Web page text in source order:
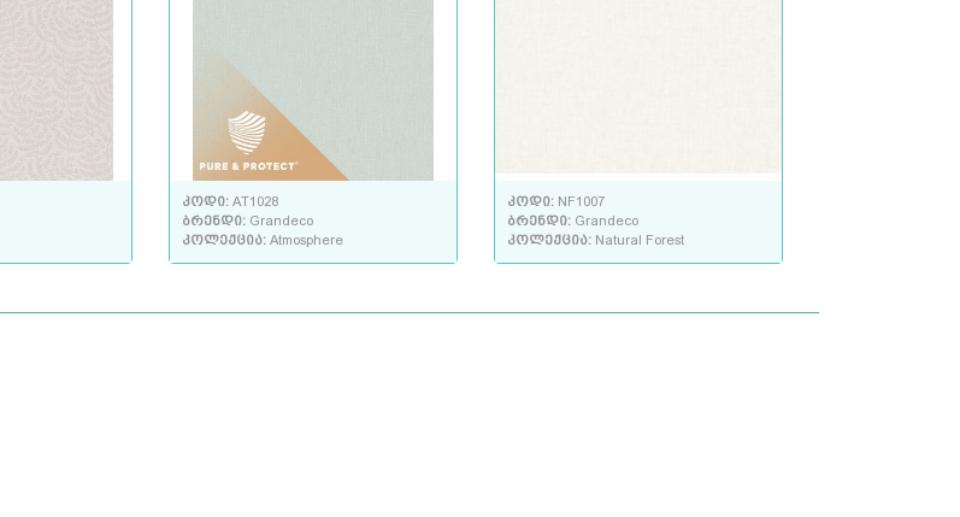
კოდი: AT1028
ბრენდი: Grandeco
კოლექცია: Atmosphere
კოდი: NF1007
ბრენდი: Grandeco
კოლექცია: Natural Forest